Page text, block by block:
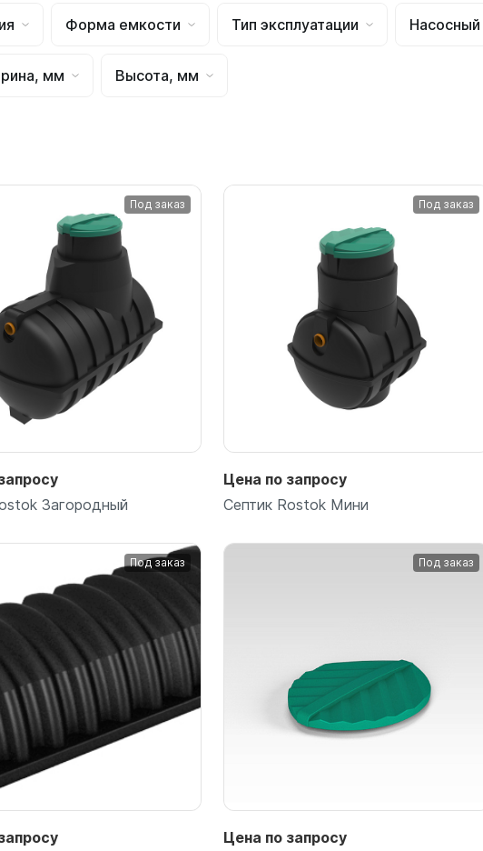
для воды 4000 литров
для воды 2500 литров
для воды 750 литров
для воды 600 литров
для воды 500 литров
для воды 400 литров
для воды 300 литров
для воды 240 литров
для воды 200 литров
для воды 100 литров
для воды 75 литров
для воды 60 литров
ЦКТ для ферментации
Форма емкости Тип эксплуатации Насосный
мм Высота, мм
Под заказ
Подробнее
Загородный
Под заказ
Подробнее
Цена по запросу
Септик Rostok Мини
Под заказ Под заказ
Цена по запросу